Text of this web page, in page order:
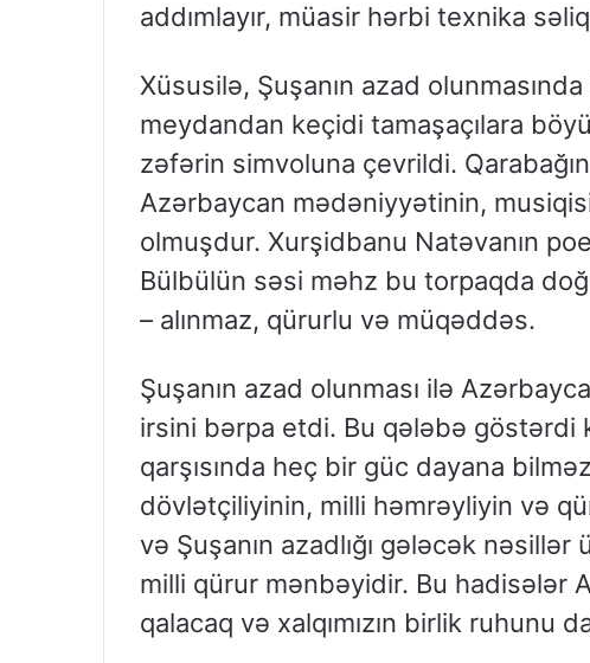
addımlayır, müasir hərbi texnika
Xüsusilə, Şuşanın azad
meydandan keçidi tamaşaçılara
zəfərin simvoluna çevrildi.
Azərbaycan mədəniyyətinin,
olmuşdur. Xurşidbanu Natəvanın
Bülbülün səsi məhz bu torpaqda
– alınmaz, qürurlu və müqəddəs.
Şuşanın azad olunması ilə
irsini bərpa etdi. Bu qələbə göstərdi
qarşısında heç bir güc dayana
dövlətçiliyinin, milli həmrəyliyin və
və Şuşanın azadlığı gələcək
milli qürur mənbəyidir. Bu hadisələr
qalacaq və xalqımızın birlik ruhunu